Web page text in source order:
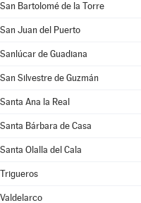
San Bartolomé de la Torre
San Juan del Puerto
Sanlúcar de Guadiana
San Silvestre de Guzmán
Santa Ana la Real
Santa Bárbara de Casa
Santa Olalla del Cala
Trigueros
Valdelarco